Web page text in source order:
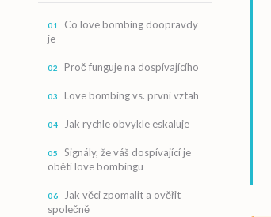
Co love bombing doopravdy
je
Proč funguje na dospívajícího
Love bombing vs. první vztah
Jak rychle obvykle eskaluje
Signály, že váš dospívající je
obětí love bombingu
Jak věci zpomalit a ověřit
společně